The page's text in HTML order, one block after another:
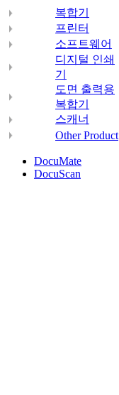
복합기
프린터
소프트웨어
디지털 인쇄
기
도면 출력용
복합기
스캐너
Other Product
DocuMate
DocuScan